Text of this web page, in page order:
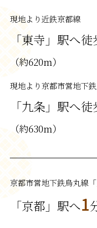
現地より近鉄京都線
「東寺」駅へ徒
（約620m）
現地より京都市営地下
「九条」駅へ徒
（約630m）
京都市営地下鉄烏丸線
「京都」駅へ1